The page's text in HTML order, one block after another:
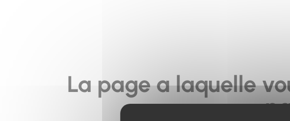
La page a laquelle